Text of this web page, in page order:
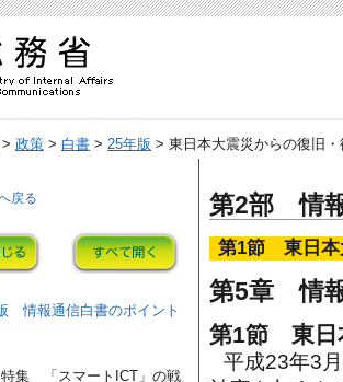
政策 > 白書 > 25年版 > 東日本大震災からの復旧・
第2部 情
第1節 東日本
第5章 情
第1節 東日
平成23年3
戻る
情報通信白書のポイント
集 「スマートICT」の戦